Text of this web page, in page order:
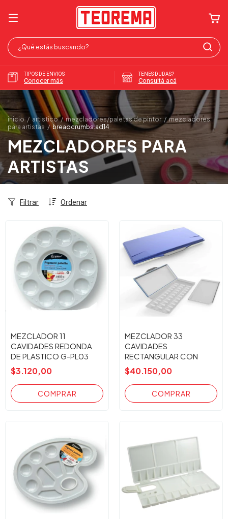
TIPOS DE ENVIOS
Conocer más
TENES DUDAS?
Consultá acá
inicio / artistico / mezcladores/paletas de pintor / mezcladores
para artistas / breadcrumbs.ad14
MEZCLADORES PARA
ARTISTAS
Ordenar
Filtrar
MEZCLADOR 11
CAVIDADES REDONDA
DE PLASTICO G-PL03
$3.120,00
MEZCLADOR 33
CAVIDADES
RECTANGULAR CON
TAPA MT-003
$40.150,00